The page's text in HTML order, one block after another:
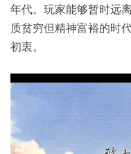
年代。玩家能够暂时远
质贫穷但精神富裕的时
初衷。